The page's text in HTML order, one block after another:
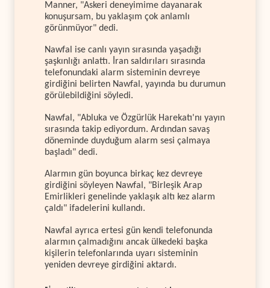
Manner, "Askeri deneyimime dayanarak
konuşursam, bu yaklaşım çok anlamlı
görünmüyor" dedi.
Nawfal ise canlı yayın sırasında yaşadığı
şaşkınlığı anlattı. İran saldırıları sırasında
telefonundaki alarm sisteminin devreye
girdiğini belirten Nawfal, yayında bu durumun
görülebildiğini söyledi.
Nawfal, "Abluka ve Özgürlük Harekatı'nı yayın
sırasında takip ediyordum. Ardından savaş
döneminde duyduğum alarm sesi çalmaya
başladı" dedi.
Alarmın gün boyunca birkaç kez devreye
girdiğini söyleyen Nawfal, "Birleşik Arap
Emirlikleri genelinde yaklaşık altı kez alarm
çaldı" ifadelerini kullandı.
Nawfal ayrıca ertesi gün kendi telefonunda
alarmın çalmadığını ancak ülkedeki başka
kişilerin telefonlarında uyarı sisteminin
yeniden devreye girdiğini aktardı.